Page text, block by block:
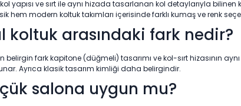
yapısı ve sırt ile aynı hizada tasarlanan kol detaylarıyla
modern koltuk takımları içerisinde farklı kumaş ve renk
koltuk arasındaki fark nedir?
fark kapitone (düğmeli) tasarımı ve kol-sırt hizasının
Ayrıca klasik tasarım kimliği daha belirgindir.
salona uygun mu?